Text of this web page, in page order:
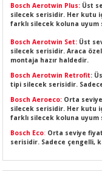
Bosch Aerotwin Plus: Üst
silecek serisidir. Her kutu
farklı silecek koluna uyum
Bosch Aerotwin Set: Üst
silecek serisidir. Araca
montaja hazır haldedir.
Bosch Aerotwin Retrofit:
tipi silecek serisidir.
Bosch Aeroeco: Orta
silecek serisidir. Her kutu
farklı silecek koluna uyum
Bosch Eco: Orta seviye
serisidir. Sadece çengelli,